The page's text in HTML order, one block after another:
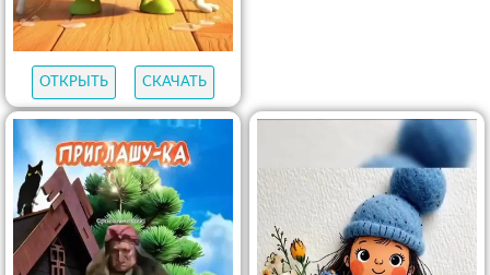
ОТКРЫТЬ СКАЧАТЬ